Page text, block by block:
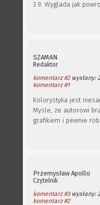
3.9. Wyglada jak
SZAMAN
Redaktor
komentarz #2wysłany:
komentarz #1
Kolorystyka jest
Mysle, ze autorowi
grafikiem i pewnie
Przemysław Apollo
Czytelnik
komentarz #3wysłany:
komentarz #2